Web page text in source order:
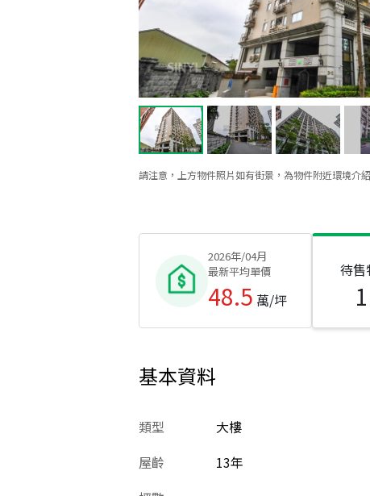
請注意，上方物件照片如有街景，為物件附近環境介
2024年12月區成件TOP3 2023年9月
2026年/04月
最新平均單價
48.5 萬/坪
待售
1
基本資料
類型
大樓
屋齡
13年